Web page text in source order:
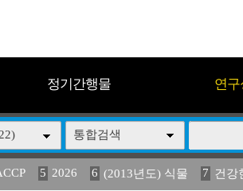
정기간행물 연
통합검색
5 2026 6 (2013년도) 식물 7 건강
14 15 16